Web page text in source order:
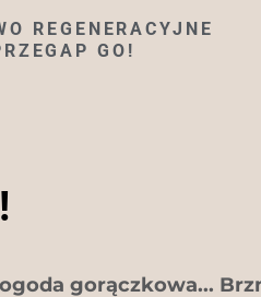
REGENERACYJNE
GO!
gorączkowa...